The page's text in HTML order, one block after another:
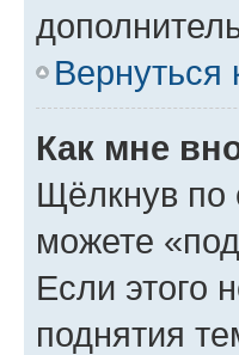
Вернуться
Как мне
Щёлкнув по
можете
Если этого
поднятия